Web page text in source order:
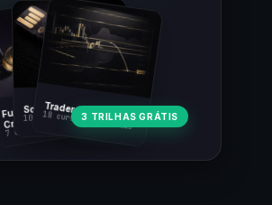
Fundamentos
Cripto
7 cursos · 31 aulas
Trader Cripto
18 cursos · 80 aulas
Soberania Bitcoin
10 cursos · 44 aulas3 TRILHAS GRÁTIS